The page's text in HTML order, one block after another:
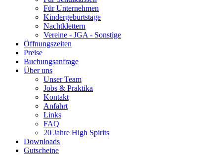
Für Unternehmen
Kindergeburtstage
Nachtklettern
Vereine - JGA - Sonstige
Öffnungszeiten
Preise
Buchungsanfrage
Über uns
Unser Team
Jobs & Praktika
Kontakt
Anfahrt
Links
FAQ
20 Jahre High Spirits
Downloads
Gutscheine